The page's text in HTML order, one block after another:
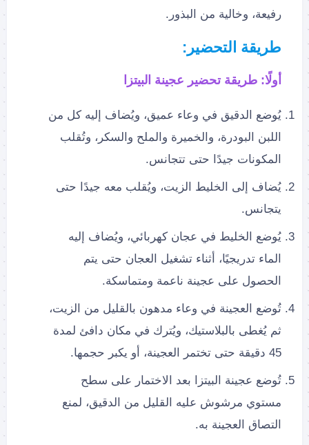
رفيعة، وخالية من البذور.
طريقة التحضير:
أولًا: طريقة تحضير عجينة البيتزا
يُوضع الدقيق في وعاء عميق، ويُضاف إليه كل من
اللبن البودرة، والخميرة والملح والسكر، وتُقلب
المكونات جيدًا حتى تتجانس.
يُضاف إلى الخليط الزيت، ويُقلب معه جيدًا حتى
يتجانس.
يُوضع الخليط في عجان كهربائي، ويُضاف إليه
الماء تدريجيًا، أثناء تشغيل العجان حتى يتم
الحصول على عجينة ناعمة ومتماسكة.
تُوضع العجينة في وعاء مدهون بالقليل من الزيت،
ثم يُغطى بالبلاستيك، ويُترك في مكان دافئ لمدة
45 دقيقة حتى تختمر العجينة، أو يكبر حجمها.
تُوضع عجينة البيتزا بعد الاختمار على سطح
مستوي مرشوش عليه القليل من الدقيق، لمنع
التصاق العجينة به.